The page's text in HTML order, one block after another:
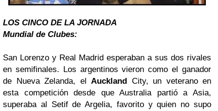
LOS CINCO DE LA JORNADA
Mundial de Clubes:
San Lorenzo y Real Madrid esperaban a sus dos rivales
en semifinales. Los argentinos vieron como el ganador
de Nueva Zelanda, el Auckland City, un veterano en
esta competición desde que Australia partió a Asia,
superaba al Setif de Argelia, favorito y quien no supo